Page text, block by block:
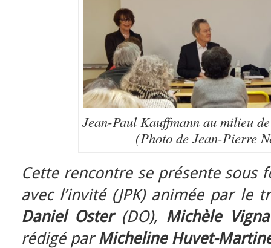
Jean-Paul Kauffmann au milieu
(Photo de Jean-Pierre
Cette rencontre se présente sous
avec l’invité (JPK) animée par le
Daniel Oster(DO), Michèle
rédigé parMicheline Huvet-